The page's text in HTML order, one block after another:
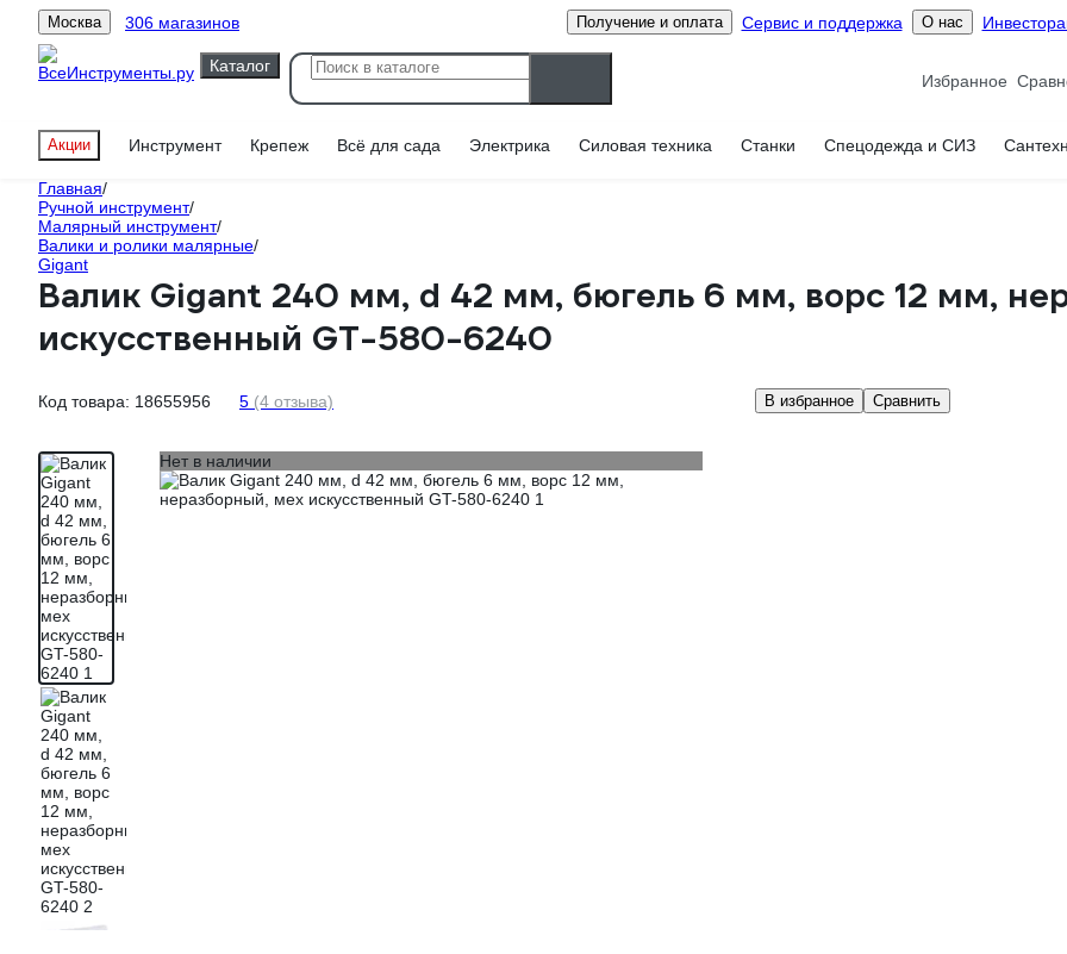
Москва 306 магазинов Получение и оплата Сервис и поддержка О нас
Каталог
Избранное
Акции Инструмент Крепеж Всё для сада Электрика Силовая техника Станки Спецодежда и СИЗ
Главная/
Ручной инструмент/
Малярный инструмент/
Валики и ролики малярные/
Gigant
Валик Gigant 240 мм, d 42 мм, бюгель 6 мм, ворс 12 мм,
искусственный GT-580-6240
Код товара: 18655956 5 (4 отзыва) В избранное Сравнить
Нет в наличии